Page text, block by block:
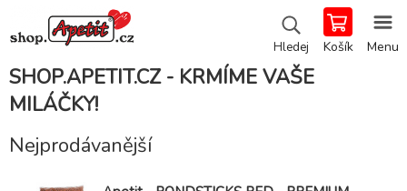
Hledej Košík Menu
SHOP.APETIT.CZ - KRMÍME VAŠE
MILÁČKY!
Nejprodávanější